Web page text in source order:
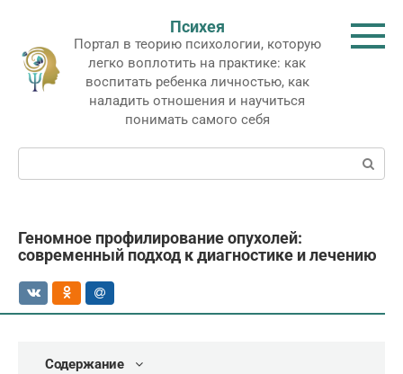
контенту
Психея
Портал в теорию психологии, которую
легко воплотить на практике: как
воспитать ребенка личностью, как
наладить отношения и научиться
понимать самого себя
Поиск:
Геномное профилирование опухолей:
современный подход к диагностике и лечению
Содержание